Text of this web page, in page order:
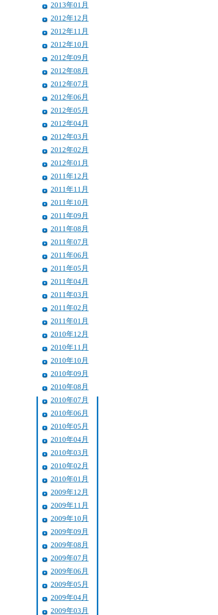
2013年01月
2012年12月
2012年11月
2012年10月
2012年09月
2012年08月
2012年07月
2012年06月
2012年05月
2012年04月
2012年03月
2012年02月
2012年01月
2011年12月
2011年11月
2011年10月
2011年09月
2011年08月
2011年07月
2011年06月
2011年05月
2011年04月
2011年03月
2011年02月
2011年01月
2010年12月
2010年11月
2010年10月
2010年09月
2010年08月
2010年07月
2010年06月
2010年05月
2010年04月
2010年03月
2010年02月
2010年01月
2009年12月
2009年11月
2009年10月
2009年09月
2009年08月
2009年07月
2009年06月
2009年05月
2009年04月
2009年03月